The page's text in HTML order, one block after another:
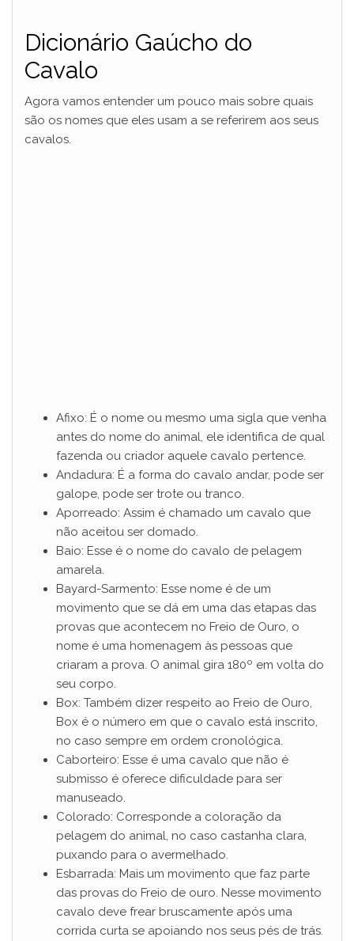
Dicionário Gaúcho do
Cavalo
Agora vamos entender um pouco mais sobre quais
são os nomes que eles usam a se referirem aos seus
cavalos.
Afixo: É o nome ou mesmo uma sigla que venha
antes do nome do animal, ele identifica de qual
fazenda ou criador aquele cavalo pertence.
Andadura: É a forma do cavalo andar, pode ser
galope, pode ser trote ou tranco.
Aporreado: Assim é chamado um cavalo que
não aceitou ser domado.
Baio: Esse é o nome do cavalo de pelagem
amarela.
Bayard-Sarmento: Esse nome é de um
movimento que se dá em uma das etapas das
provas que acontecem no Freio de Ouro, o
nome é uma homenagem às pessoas que
criaram a prova. O animal gira 180º em volta do
seu corpo.
Box: Também dizer respeito ao Freio de Ouro,
Box é o número em que o cavalo está inscrito,
no caso sempre em ordem cronológica.
Caborteiro: Esse é uma cavalo que não é
submisso é oferece dificuldade para ser
manuseado.
Colorado: Corresponde a coloração da
pelagem do animal, no caso castanha clara,
puxando para o avermelhado.
Esbarrada: Mais um movimento que faz parte
das provas do Freio de ouro. Nesse movimento
cavalo deve frear bruscamente após uma
corrida curta se apoiando nos seus pés de trás.